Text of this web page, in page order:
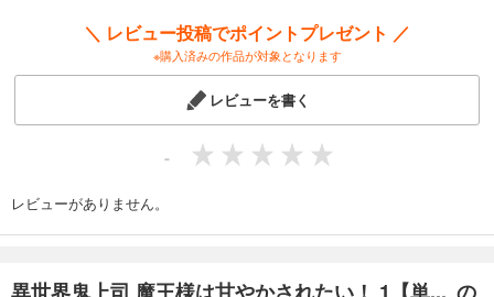
＼ レビュー投稿でポイントプレゼント ／
※購入済みの作品が対象となります
レビューを書く
-
レビューがありません。